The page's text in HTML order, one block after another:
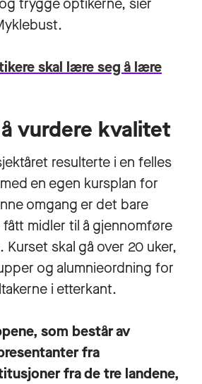
trygge optikerne, sier
skal lære seg å lære
vurdere kvalitet
resulterte i en felles
en egen kursplan for
omgang er det bare
midler til å gjennomføre
Kurset skal gå over 20 uker,
og alumnieordning for
i etterkant.
som består av
fra
fra de tre landene,